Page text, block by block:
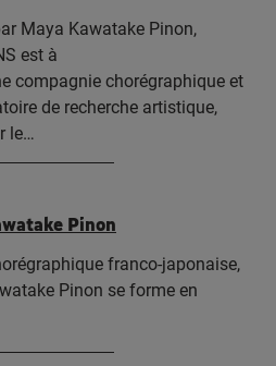
Maya Kawatake Pinon,
est à
compagnie chorégraphique et
de recherche artistique,
le…
Pinon
franco-japonaise,
Pinon se forme en